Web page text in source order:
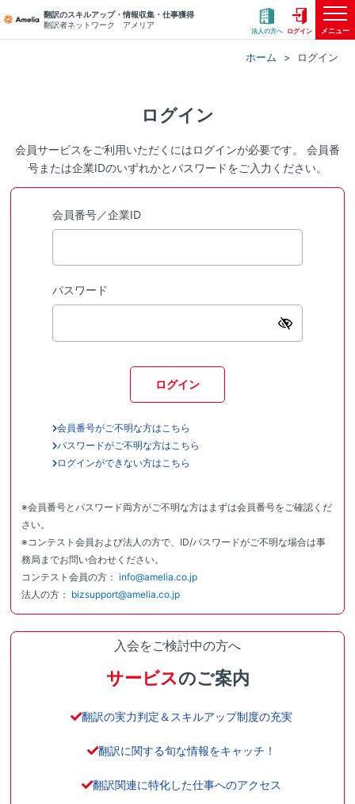
翻訳のスキルアップ・情報収集・仕事獲得
翻訳者ネットワーク アメリア
法人の方へ ログイン メニュー
ホーム ログイン
ログイン
会員サービスをご利用いただくにはログインが必要です。 会員番
号または企業IDのいずれかとパスワードをご入力ください。
会員番号／企業ID
パスワード
ログイン
会員番号がご不明な方はこちら
パスワードがご不明な方はこちら
ログインができない方はこちら
※会員番号とパスワード両方がご不明な方はまずは会員番号をご確認くだ
さい。
※コンテスト会員および法人の方で、ID/パスワードがご不明な場合は事
務局までお問い合わせください。
コンテスト会員の方： info@amelia.co.jp
法人の方： bizsupport@amelia.co.jp
入会をご検討中の方へ
サービスのご案内
翻訳の実力判定＆スキルアップ制度の充実
翻訳に関する旬な情報をキャッチ！
翻訳関連に特化した仕事へのアクセス